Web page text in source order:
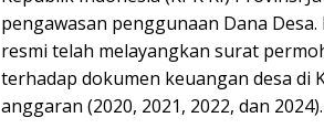
pengawasan penggunaan Dana
resmi telah melayangkan surat
terhadap dokumen keuangan desa di
anggaran (2020, 2021, 2022, dan 2024).